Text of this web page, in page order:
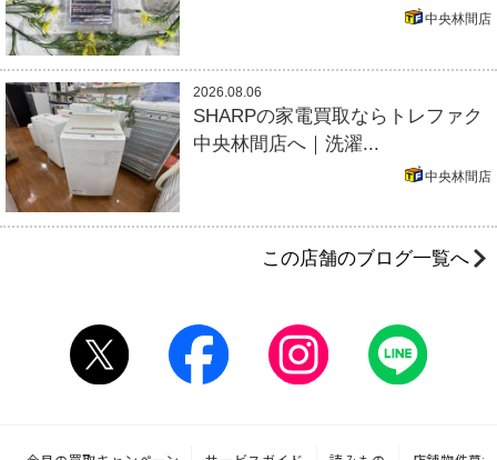
中央林間店
2026.08.06
SHARPの家電買取ならトレファク
中央林間店へ｜洗濯...
中央林間店
この店舗のブログ一覧へ